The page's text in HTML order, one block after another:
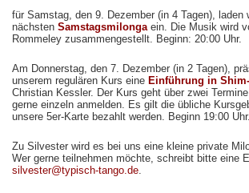
für Samstag, den 9. Dezember (in 4 Tagen), laden
nächsten Samstagsmilongaein. Die Musik wird
Rommeley zusammengestellt. Beginn: 20:00 Uhr.
Am Donnerstag, den 7. Dezember (in 2 Tagen),
unserem regulären Kurs eine Einführung in
Christian Kessler. Der Kurs geht über zwei
gerne einzeln anmelden. Es gilt die übliche
unsere 5er-Karte bezahlt werden. Beginn 19:00 Uhr.
Zu Silvester wird es bei uns eine kleine private
Wer gerne teilnehmen möchte, schreibt bitte eine
silvester@typisch-tango.de.